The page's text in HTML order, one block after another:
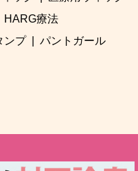
HARG療法
ンプ
パントガール